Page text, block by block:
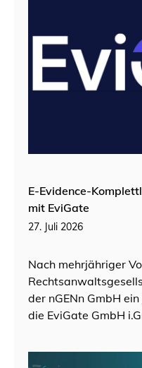
E-Evidence-
mit EviGate
27. Juli 2026
Nach mehrjähriger
der nGENn GmbH
die EviGate GmbH